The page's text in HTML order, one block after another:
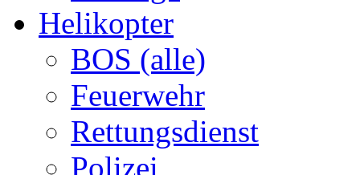
Helikopter
BOS (alle)
Feuerwehr
Rettungsdienst
Polizei